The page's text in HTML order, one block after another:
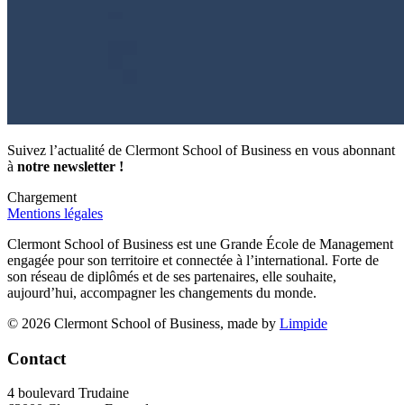
Suivez l’actualité de Clermont School of Business en vous abonnant
à notre newsletter !
Chargement
Mentions légales
Clermont School of Business est une Grande École de Management
engagée pour son territoire et connectée à l’international. Forte de
son réseau de diplômés et de ses partenaires, elle souhaite,
aujourd’hui, accompagner les changements du monde.
© 2026 Clermont School of Business, made by Limpide
Contact
4 boulevard Trudaine